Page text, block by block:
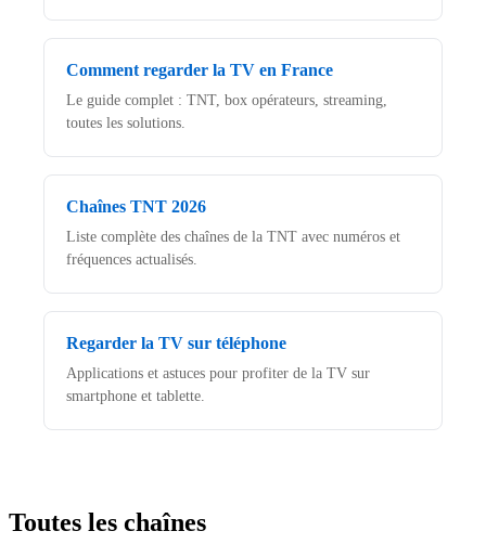
Comment regarder la TV en France
Le guide complet : TNT, box opérateurs, streaming,
toutes les solutions.
Chaînes TNT 2026
Liste complète des chaînes de la TNT avec numéros et
fréquences actualisés.
Regarder la TV sur téléphone
Applications et astuces pour profiter de la TV sur
smartphone et tablette.
Toutes les chaînes